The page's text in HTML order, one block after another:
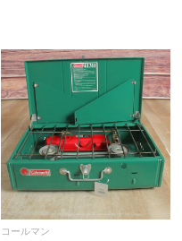
コールマン